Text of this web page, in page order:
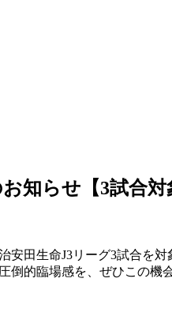
知らせ【3試合対
安田生命J3リーグ3試合を
倒的臨場感を、ぜひこの機